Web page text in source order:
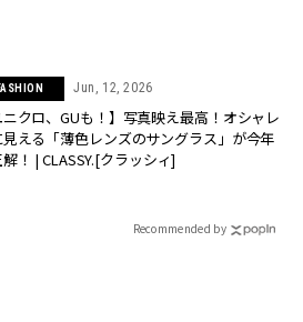
Jun, 12, 2026
ニクロ、GUも！】写真映え最高！オシャレ
える「薄色レンズのサングラス」が今年
！ | CLASSY.[クラッシィ]
Recommended by